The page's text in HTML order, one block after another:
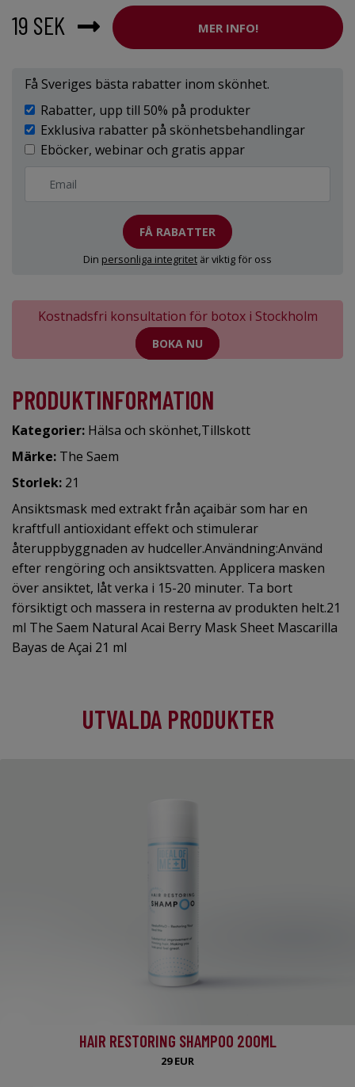
19 SEK
MER INFO!
Få Sveriges bästa rabatter inom skönhet.
Rabatter, upp till 50% på produkter
Exklusiva rabatter på skönhetsbehandlingar
Eböcker, webinar och gratis appar
FÅ RABATTER
Din personliga integritet är viktig för oss
Kostnadsfri konsultation för botox i Stockholm
BOKA NU
PRODUKTINFORMATION
Kategorier: Hälsa och skönhet,Tillskott
Märke: The Saem
Storlek: 21
Ansiktsmask med extrakt från açaibär som har en
kraftfull antioxidant effekt och stimulerar
återuppbyggnaden av hudceller.Användning:Använd
efter rengöring och ansiktsvatten. Applicera masken
över ansiktet, låt verka i 15-20 minuter. Ta bort
försiktigt och massera in resterna av produkten helt.21
ml The Saem Natural Acai Berry Mask Sheet Mascarilla
Bayas de Açai 21 ml
UTVALDA PRODUKTER
HAIR RESTORING SHAMPOO 200ML
29 EUR